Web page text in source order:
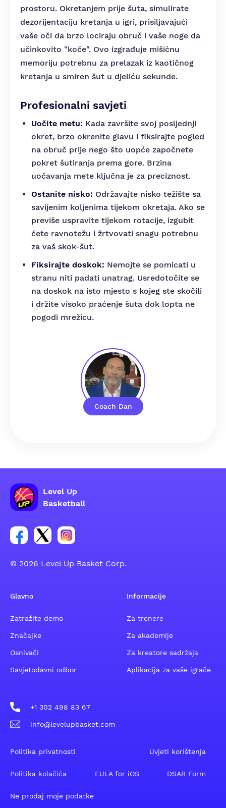
Coach Dan
prostoru. Okretanjem prije šuta, simulirate
dezorijentaciju kretanja u igri, prisiljavajući
vaše oči da brzo lociraju obruč i vaše noge da
učinkovito "koče". Ovo izgrađuje mišićnu
memoriju potrebnu za prelazak iz kaotičnog
kretanja u smiren šut u djeliću sekunde.
Profesionalni savjeti
Uočite metu: Kada završite svoj posljednji
okret, brzo okrenite glavu i fiksirajte pogled
na obruč prije nego što uopće započnete
pokret šutiranja prema gore. Brzina
uočavanja mete ključna je za preciznost.
Ostanite nisko: Održavajte nisko težište sa
savijenim koljenima tijekom okretaja. Ako se
previše uspravite tijekom rotacije, izgubit
ćete ravnotežu i žrtvovati snagu potrebnu
za vaš skok-šut.
Fiksirajte doskok: Nemojte se pomicati u
stranu niti padati unatrag. Usredotočite se
na doskok na isto mjesto s kojeg ste skočili
i držite visoko praćenje šuta dok lopta ne
pogodi mrežicu.
Level Up
Basketball
Poveznica za Facebook grupu
Poveznica za Twitter grupu
Poveznica za Instagram grupu
© 2026 Level Up Basket Corp.
Glavno
Zatražite demo
Značajke
Osnivači
Savjetodavni odbor
Informacije
Za trenere
Za akademije
Za kreatore sadržaja
Aplikacija za vaše igrače
+1 302 498 83 67
info@levelupbasket.com
Politika privatnosti Uvjeti korištenja
Politika kolačića EULA for iOS DSAR Form
Ne prodaj moje podatke